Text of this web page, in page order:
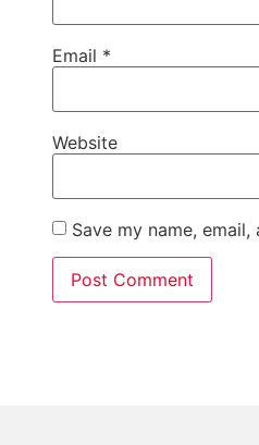
Email *
Website
Save my name,